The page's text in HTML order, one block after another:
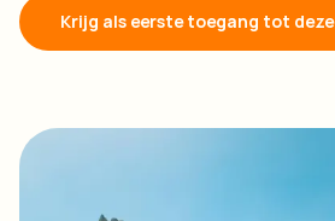
Krijg als eerste toegang tot